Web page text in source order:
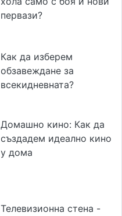
первази?
Как да изберем
обзавеждане за
всекидневната?
Домашно кино: Как да
създадем идеално кино
у дома
Телевизионна стена -